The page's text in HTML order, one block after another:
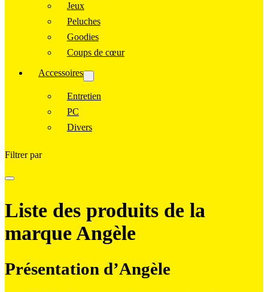
Jeux
Peluches
Goodies
Coups de cœur
Accessoires
Entretien
PC
Divers
Filtrer par
Liste des produits de la
marque Angèle
Présentation d’Angèle